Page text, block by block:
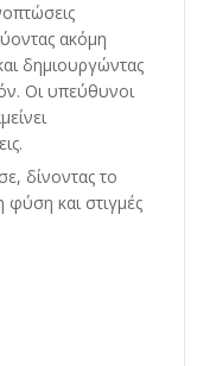
ακόμη
δημιουργώντας
Οι υπεύθυνοι
δίνοντας το
φύση και στιγμές